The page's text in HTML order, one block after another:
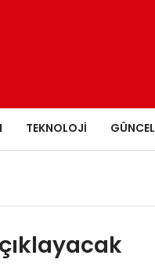
TEKNOLOJI GÜNCEL